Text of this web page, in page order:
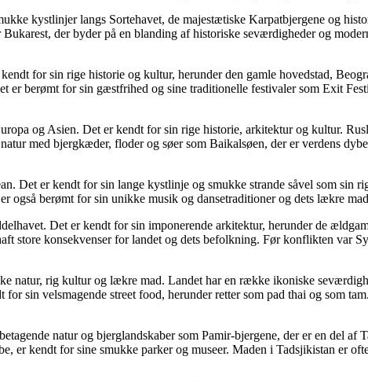
kystlinjer langs Sortehavet, de majestætiske Karpatbjergene og
der byder på en blanding af historiske seværdigheder og
for sin rige historie og kultur, herunder den gamle hovedstad,
er berømt for sin gæstfrihed og sine traditionelle festivaler som Exit
og Asien. Det er kendt for sin rige historie, arkitektur og kultur.
med bjergkæder, floder og søer som Baikalsøen, der er verdens
er kendt for sin lange kystlinje og smukke strande såvel som sin
berømt for sin unikke musik og dansetraditioner og dets lækre
Det er kendt for sin imponerende arkitektur, herunder de
store konsekvenser for landet og dets befolkning. Før konflikten var
rig kultur og lækre mad. Landet har en række ikoniske
sin velsmagende street food, herunder retter som pad thai og som
natur og bjerglandskaber som Pamir-bjergene, der er en del af
er kendt for sine smukke parker og museer. Maden i Tadsjikistan er